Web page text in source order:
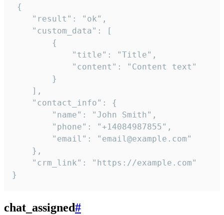
{
    "result": "ok",
    "custom_data": [
        {
            "title": "Title",
            "content": "Content text"
        }
    ],
    "contact_info": {
        "name": "John Smith",
        "phone": "+14084987855",
        "email": "email@example.com"
    },
    "crm_link": "https://example.com"
}
chat_assigned#